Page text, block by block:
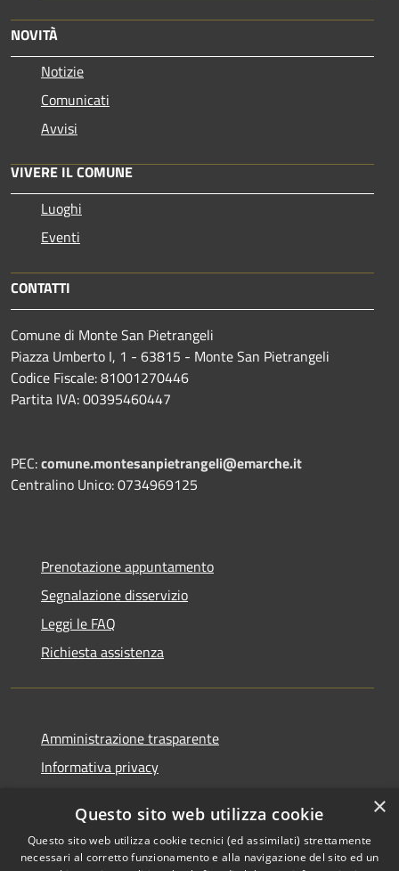
NOVITÀ
Notizie
Comunicati
Avvisi
VIVERE IL COMUNE
Luoghi
Eventi
CONTATTI
Comune di Monte San Pietrangeli
Piazza Umberto I, 1 - 63815 - Monte San Pietrangeli
Codice Fiscale: 81001270446
Partita IVA: 00395460447
PEC:comune.montesanpietrangeli@emarche.it
Centralino Unico: 0734969125
Prenotazione appuntamento
Segnalazione disservizio
Leggi le FAQ
Richiesta assistenza
Amministrazione trasparente
Informativa privacy
Dichiarazione di accessibilità
×
Questo sito web utilizza cookie
Questo sito web utilizza cookie tecnici (ed assimilati) strettamente
necessari al corretto funzionamento e alla navigazione del sito ed un